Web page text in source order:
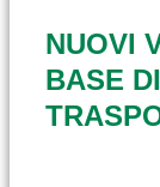
NUOVI
BASE